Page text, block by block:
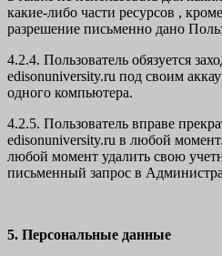
какие-либо части ресурсов ,
разрешение письменно дано
4.2.4. Пользователь обязуется
edisonuniversity.ru под своим
одного компьютера.
4.2.5. Пользователь вправе
edisonuniversity.ru в любой
любой момент удалить свою
письменный запрос в
5. Персональные данные